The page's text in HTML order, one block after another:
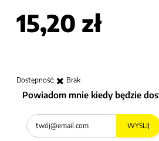
15,20 zł
Dostępność: Brak
Powiadom mnie kiedy będzie
WYŚLIJ